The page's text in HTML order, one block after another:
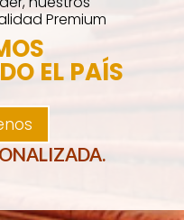
Premium
EL PAÍS